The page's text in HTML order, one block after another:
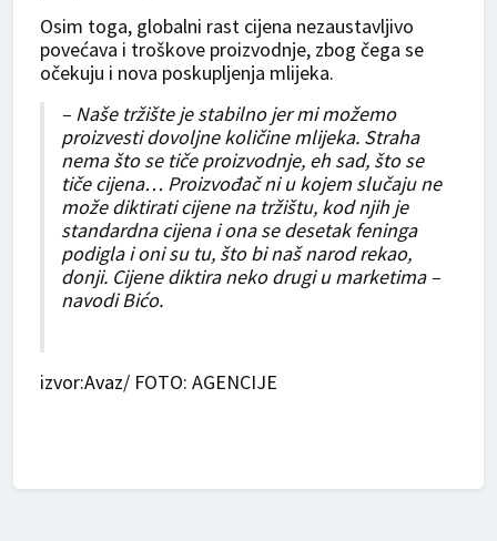
Osim toga, globalni rast cijena nezaustavljivo
povećava i troškove proizvodnje, zbog čega se
očekuju i nova poskupljenja mlijeka.
– Naše tržište je stabilno jer mi možemo
proizvesti dovoljne količine mlijeka. Straha
nema što se tiče proizvodnje, eh sad, što se
tiče cijena… Proizvođač ni u kojem slučaju ne
može diktirati cijene na tržištu, kod njih je
standardna cijena i ona se desetak feninga
podigla i oni su tu, što bi naš narod rekao,
donji. Cijene diktira neko drugi u marketima –
navodi Bićo.
izvor:Avaz/ FOTO: AGENCIJE